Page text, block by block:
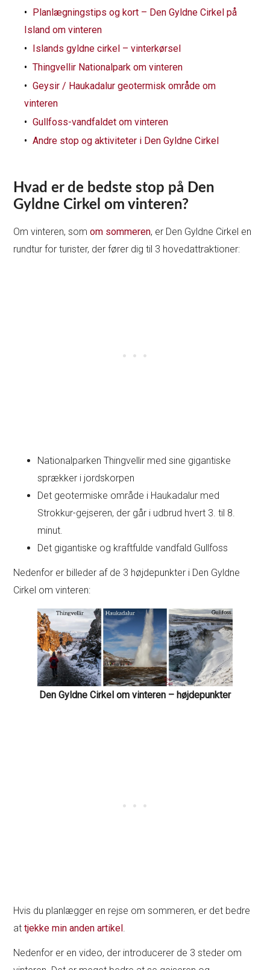
Planlægningstips og kort – Den Gyldne Cirkel på
Island om vinteren
Islands gyldne cirkel – vinterkørsel
Thingvellir Nationalpark om vinteren
Geysir / Haukadalur geotermisk område om
vinteren
Gullfoss-vandfaldet om vinteren
Andre stop og aktiviteter i Den Gyldne Cirkel
Hvad er de bedste stop på Den
Gyldne Cirkel om vinteren?
Om vinteren, somom sommeren, er Den Gyldne Cirkel en
rundtur for turister, der fører dig til 3 hovedattraktioner:
Nationalparken Thingvellir med sine gigantiske
sprækker i jordskorpen
Det geotermiske område i Haukadalur med
Strokkur-gejseren, der går i udbrud hvert 3. til 8.
minut.
Det gigantiske og kraftfulde vandfald Gullfoss
Nedenfor er billeder af de 3 højdepunkter i Den Gyldne
Cirkel om vinteren:
Den Gyldne Cirkel om vinteren – højdepunkter
Hvis du planlægger en rejse om sommeren, er det bedre
attjekke min anden artikel .
Nedenfor er en video, der introducerer de 3 steder om